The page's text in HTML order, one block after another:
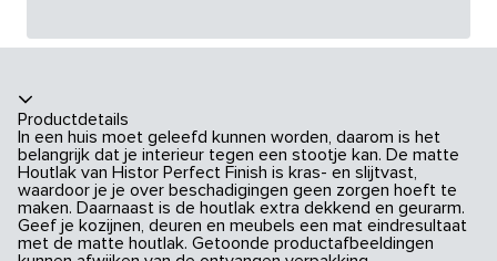
Productdetails
In een huis moet geleefd kunnen worden, daarom is het
belangrijk dat je interieur tegen een stootje kan. De matte
Houtlak van Histor Perfect Finish is kras- en slijtvast,
waardoor je je over beschadigingen geen zorgen hoeft te
maken. Daarnaast is de houtlak extra dekkend en geurarm.
Geef je kozijnen, deuren en meubels een mat eindresultaat
met de matte houtlak. Getoonde productafbeeldingen